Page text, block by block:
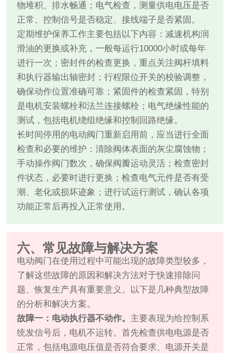
物堆积、排水畅通；电气检查，测量供电电压是否
正常、控制信号是否稳定、接线端子是否紧固。
定期维护保养工作主要包括以下内容：减速机构润
滑油的更换或补充，一般每运行10000小时或每年
进行一次；密封件的检查更换，重点关注阀杆填料
和执行器输出轴密封；行程限位开关的校验调整，
确保动作位置准确可靠；紧固件的检查紧固，特别
是电机安装螺栓和法兰连接螺栓；电气绝缘性能的
测试，包括电机绕组绝缘和控制回路绝缘。
长时间停用的电动阀门重新启用前，应当进行全面
检查和必要的维护：清除阀体表面的灰尘腐蚀物；
手动操作阀门数次，确保阀瓣运动灵活；检查密封
件状态，必要时进行更换；检查电气元件是否有受
潮、老化或损坏迹象；进行试运行测试，确认各项
功能正常后再投入正常使用。
六、常见故障与解决方案
电动阀门在使用过程中可能出现的故障类型较多，
了解这些故障的原因和解决方法对于快速排除问
题、恢复生产具有重要意义。以下是几种典型故障
的分析和解决方案。
故障一：电动执行器不动作。 主要表现为给控制系
统发信号后，电机不运转。首先检查供电电源是否
正常，包括电源电压值是否符合要求、电源开关是